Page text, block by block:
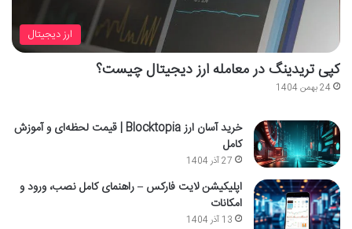
ارز دیجیتال
کپی تریدینگ در معامله ارز دیجیتال چیست؟
24 بهمن 1404
خرید آسان ارز Blocktopia | قیمت لحظه‌ای و آموزش
کامل
27 آذر 1404
اپلیکیشن لایت فارکس – راهنمای کامل نصب، ورود و
امکانات
13 آذر 1404